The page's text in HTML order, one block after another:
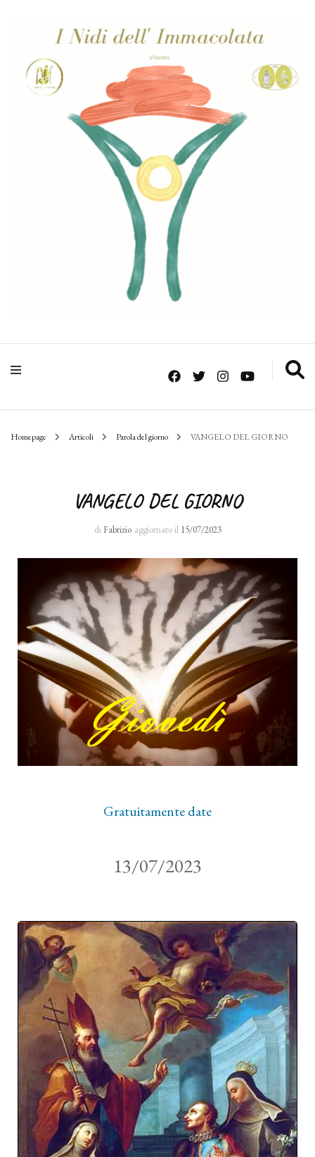
Homepage Articoli Parola del giorno VANGELO DEL GIORNO
VANGELO DEL GIORNO
di Fabrizio aggiornato il 15/07/2023
Gratuitamente date
13/07/2023